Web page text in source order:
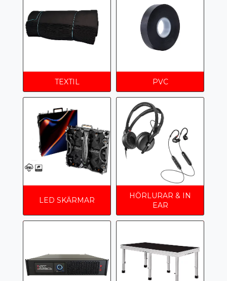
TEXTIL PVC
LED SKÄRMAR
HÖRLURAR & IN
EAR